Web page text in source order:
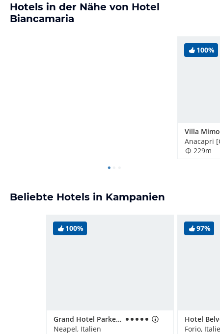
Hotels in der Nähe von Hotel
Biancamaria
100%
Villa
Anacapri
229m
Beliebte Hotels in Kampanien
100%
Grand Hotel Parker's
Neapel, Italien
97%
Hotel
Forio,